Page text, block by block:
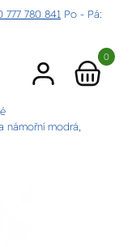
777 780 841 Po - Pá:
0
námořní modrá,